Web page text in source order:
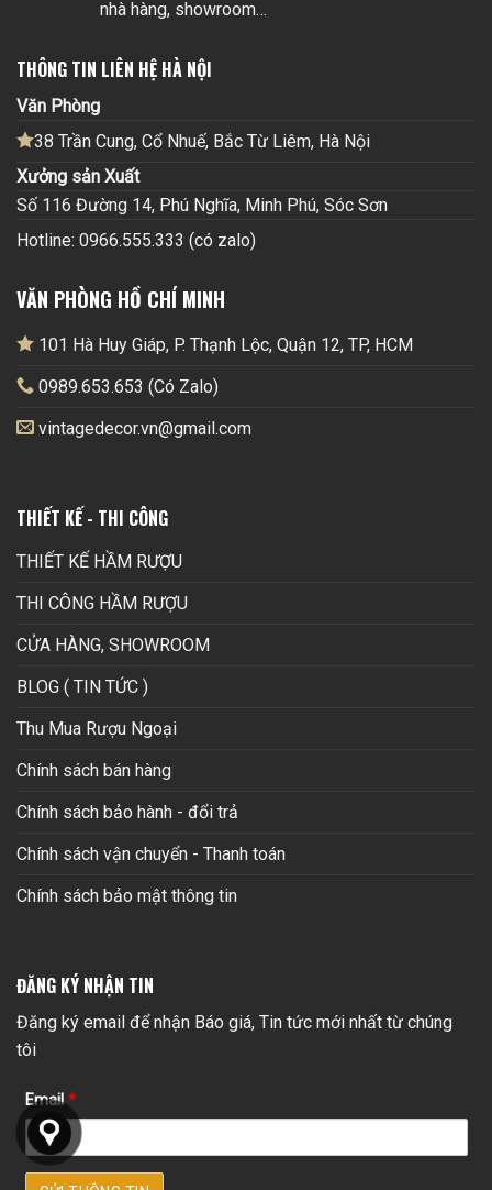
nhà hàng, showroom…
THÔNG TIN LIÊN HỆ HÀ NỘI
Văn Phòng
38 Trần Cung, Cổ Nhuế, Bắc Từ Liêm, Hà Nội
Xưởng sản Xuất
Số 116 Đường 14, Phú Nghĩa, Minh Phú, Sóc Sơn
Hotline: 0966.555.333 (có zalo)
VĂN PHÒNG HỒ CHÍ MINH
101 Hà Huy Giáp, P. Thạnh Lộc, Quận 12, TP, HCM
0989.653.653 (Có Zalo)
vintagedecor.vn@gmail.com
THIẾT KẾ - THI CÔNG
THIẾT KẾ HẦM RƯỢU
THI CÔNG HẦM RƯỢU
CỬA HÀNG, SHOWROOM
BLOG ( TIN TỨC )
Thu Mua Rượu Ngoại
Chính sách bán hàng
Chính sách bảo hành - đổi trả
Chính sách vận chuyển - Thanh toán
Chính sách bảo mật thông tin
ĐĂNG KÝ NHẬN TIN
Đăng ký email để nhận Báo giá, Tin tức mới nhất từ chúng
tôi
Email*